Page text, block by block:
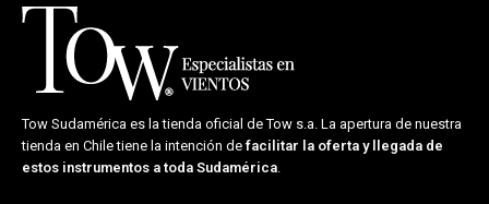
Tow Sudamérica es la tienda oficial deTow s.a. La apertura de nuestra
tienda en Chile tiene la intención de facilitar la oferta y llegada de
estos instrumentos a toda Sudamérica.